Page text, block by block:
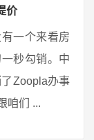
价
一个来看房
秒勾销。中
Zoopla办事
咱们 ...